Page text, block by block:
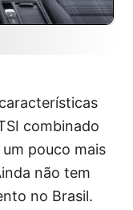
combinado
pouco mais
não tem
no Brasil.